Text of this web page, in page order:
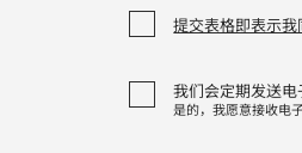
提交表格即表示我
我们会定期发送电
是的，我愿意接收电子